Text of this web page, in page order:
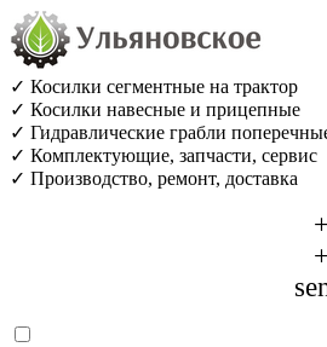
✓ Косилки сегментные на трактор
✓ Косилки навесные и прицепные
✓ Гидравлические грабли
✓ Комплектующие, запчасти, сервис
✓ Производство, ремонт, доставка